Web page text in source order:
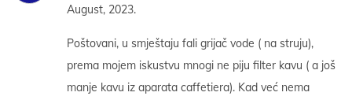
August, 2023.
Poštovani, u smještaju fali grijač vode ( na struju),
prema mojem iskustvu mnogi ne piju filter kavu ( a još
manje kavu iz aparata caffetiera). Kad već nema